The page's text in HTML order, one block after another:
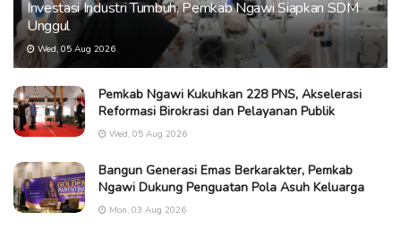
Investasi Industri Tumbuh, Pemkab Ngawi Siapkan SDM
Unggul
Wed, 05 Aug 2026
Pemkab Ngawi Kukuhkan 228 PNS, Akselerasi
Reformasi Birokrasi dan Pelayanan Publik
Wed, 05 Aug 2026
Bangun Generasi Emas Berkarakter, Pemkab
Ngawi Dukung Penguatan Pola Asuh Keluarga
Mon, 03 Aug 2026